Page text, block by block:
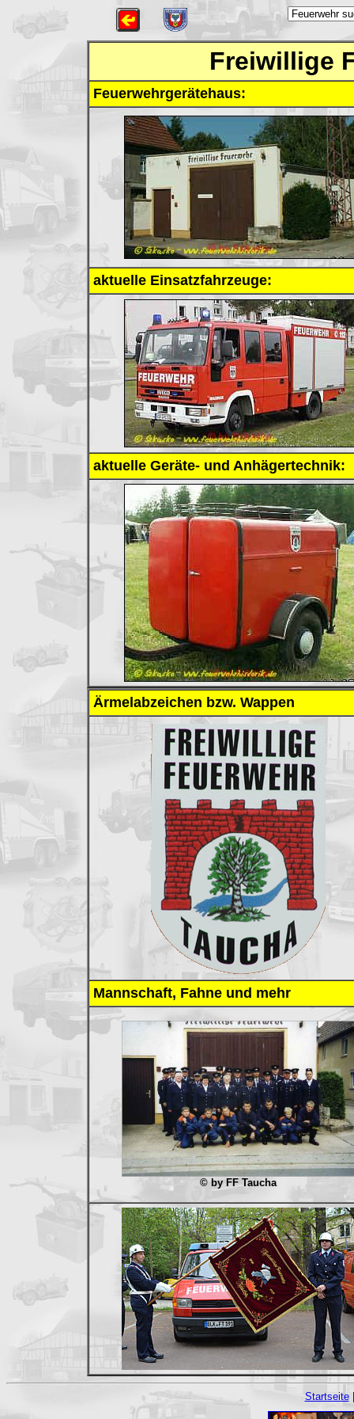
Freiwillige
Feuerwehrgerätehaus:
aktuelle Einsatzfahrzeuge:
aktuelle Geräte- und Anhägertechnik:
Ärmelabzeichen bzw. Wappen
Mannschaft, Fahne und mehr
© by FF Taucha
Startseite